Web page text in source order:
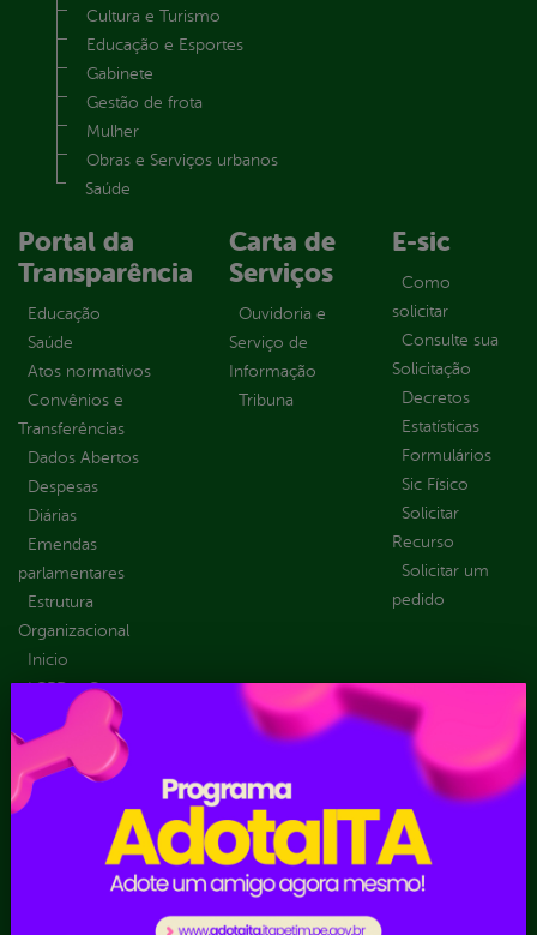
Cultura e Turismo
Educação e Esportes
Gabinete
Gestão de frota
Mulher
Obras e Serviços urbanos
Saúde
Portal da
Transparência
Educação
Saúde
Atos normativos
Convênios e
Transferências
Dados Abertos
Despesas
Diárias
Emendas
parlamentares
Estrutura
Organizacional
Inicio
LGPD e Governo
Licitações e
Contratos
Obras Públicas
Planejamento e
Prestação de Contas
Recursos Humanos
Carta de
Serviços
Ouvidoria e
Serviço de
Informação
Tribuna
E-sic
Como
solicitar
Consulte sua
Solicitação
Decretos
Estatísticas
Formulários
Sic Físico
Solicitar
Recurso
Solicitar um
pedido